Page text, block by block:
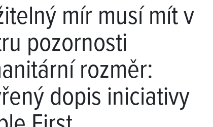
mír musí mít v
pozornosti
rozměr:
dopis iniciativy